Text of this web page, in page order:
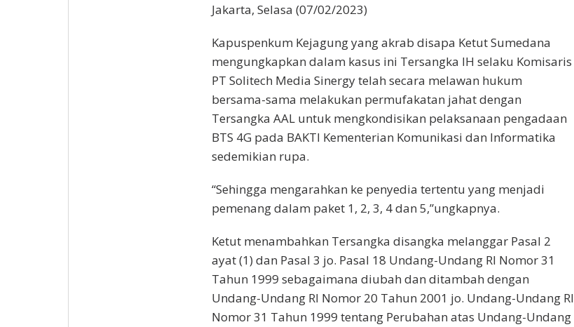
Jakarta, Selasa (07/02/2023)
Kapuspenkum Kejagung yang akrab disapa Ketut Sumedana
mengungkapkan dalam kasus ini Tersangka IH selaku Komisaris
PT Solitech Media Sinergy telah secara melawan hukum
bersama-sama melakukan permufakatan jahat dengan
Tersangka AAL untuk mengkondisikan pelaksanaan pengadaan
BTS 4G pada BAKTI Kementerian Komunikasi dan Informatika
sedemikian rupa.
“Sehingga mengarahkan ke penyedia tertentu yang menjadi
pemenang dalam paket 1, 2, 3, 4 dan 5,”ungkapnya.
Ketut menambahkan Tersangka disangka melanggar Pasal 2
ayat (1) dan Pasal 3 jo. Pasal 18 Undang-Undang RI Nomor 31
Tahun 1999 sebagaimana diubah dan ditambah dengan
Undang-Undang RI Nomor 20 Tahun 2001 jo. Undang-Undang RI
Nomor 31 Tahun 1999 tentang Perubahan atas Undang-Undang